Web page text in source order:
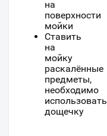
на
поверхности
мойки
Ставить
на
мойку
раскалённые
предметы,
необходимо
использовать
дощечку